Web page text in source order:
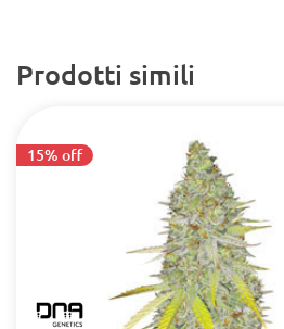
Prodotti simili
15% off